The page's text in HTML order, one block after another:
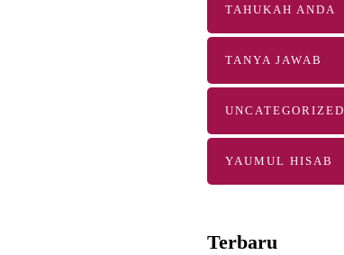
TAHUKAH ANDA
TANYA JAWAB
UNCATEGORIZED
YAUMUL HISAB
Terbaru